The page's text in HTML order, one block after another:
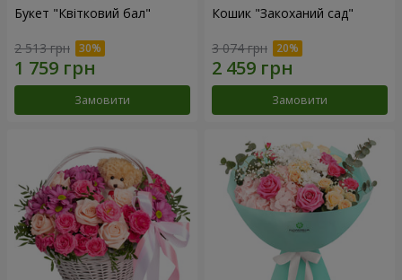
Букет "Квітковий бал"
2 513 грн
Замовити
Кошик "Закоханий сад"
3 074 грн
Замовити